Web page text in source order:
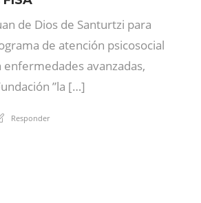
de Dios de Santurtzi para
de atención psicosocial
avanzadas,
”la […]
Responder